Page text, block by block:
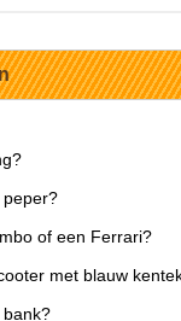
peper?
of een Ferrari?
met blauw
bank?